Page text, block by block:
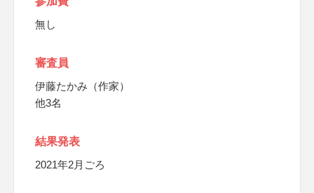
無し
審査員
伊藤たかみ（作家）
他3名
結果発表
2021年2月ごろ